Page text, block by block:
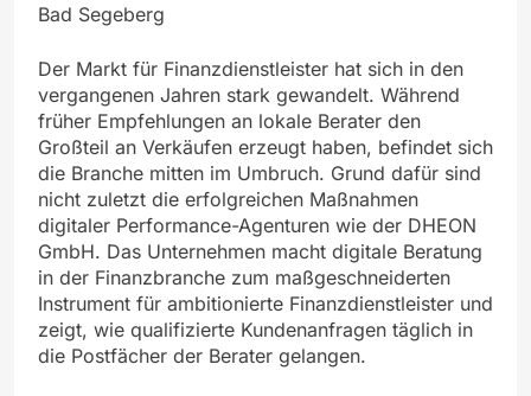
Bad Segeberg
Der Markt für Finanzdienstleister hat sich in den
vergangenen Jahren stark gewandelt. Während
früher Empfehlungen an lokale Berater den
Großteil an Verkäufen erzeugt haben, befindet sich
die Branche mitten im Umbruch. Grund dafür sind
nicht zuletzt die erfolgreichen Maßnahmen
digitaler Performance-Agenturen wie der DHEON
GmbH. Das Unternehmen macht digitale Beratung
in der Finanzbranche zum maßgeschneiderten
Instrument für ambitionierte Finanzdienstleister und
zeigt, wie qualifizierte Kundenanfragen täglich in
die Postfächer der Berater gelangen.